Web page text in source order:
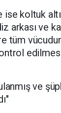
koltuk
arkası ve
tüm
ve